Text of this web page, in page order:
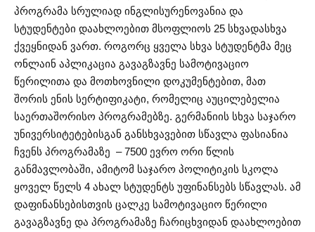
პროგრამა სრულიად ინგლისურენოვანია და
სტუდენტები დაახლოებით მსოფლიოს 25 სხვადასხვა
ქვეყნიდან ვართ. როგორც ყველა სხვა სტუდენტმა მეც
ონლაინ აპლიკაცია გავაგზავნე სამოტივაციო
წერილითა და მოთხოვნილი დოკუმენტებით, მათ
შორის ენის სერტიფიკატი, რომელიც აუცილებელია
საერთაშორისო პროგრამებზე. გერმანიის სხვა საჯარო
უნივერსიტეტებისგან განსხვავებით სწავლა ფასიანია
ჩვენს პროგრამაზე – 7500 ევრო ორი წლის
განმავლობაში, ამიტომ საჯარო პოლიტიკის სკოლა
ყოველ წელს 4 ახალ სტუდენტს უფინანსებს სწავლას. ამ
დაფინანსებისთვის ცალკე სამოტივაციო წერილი
გავაგზავნე და პროგრამაზე ჩარიცხვიდან დაახლოებით